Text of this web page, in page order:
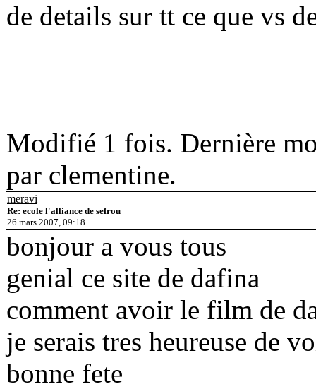
de details sur tt ce que vs
Modifié 1 fois. Dernière
par clementine.
meravi
Re: ecole l'alliance de sefrou
26 mars 2007, 09:18
bonjour a vous tous
genial ce site de dafina
comment avoir le film de
je serais tres heureuse de
bonne fete